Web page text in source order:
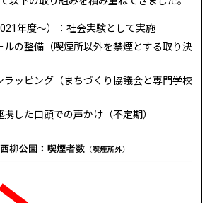
年度〜）：社会実験として実施
ルの整備（喫煙所以外を禁煙とする取り決
ラッピング（まちづくり協議会と専門学校
した口頭での声かけ（不定期）